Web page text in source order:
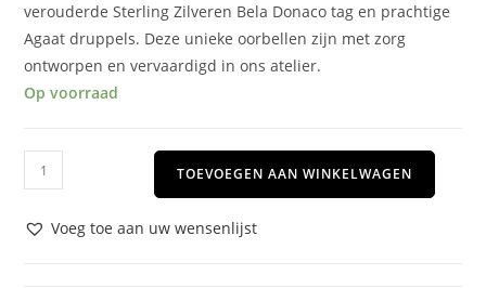
verouderde Sterling Zilveren Bela Donaco tag en prachtige
Agaat druppels. Deze unieke oorbellen zijn met zorg
ontworpen en vervaardigd in ons atelier.
Op voorraad
TOEVOEGEN AAN WINKELWAGEN
Voeg toe aan uw wensenlijst